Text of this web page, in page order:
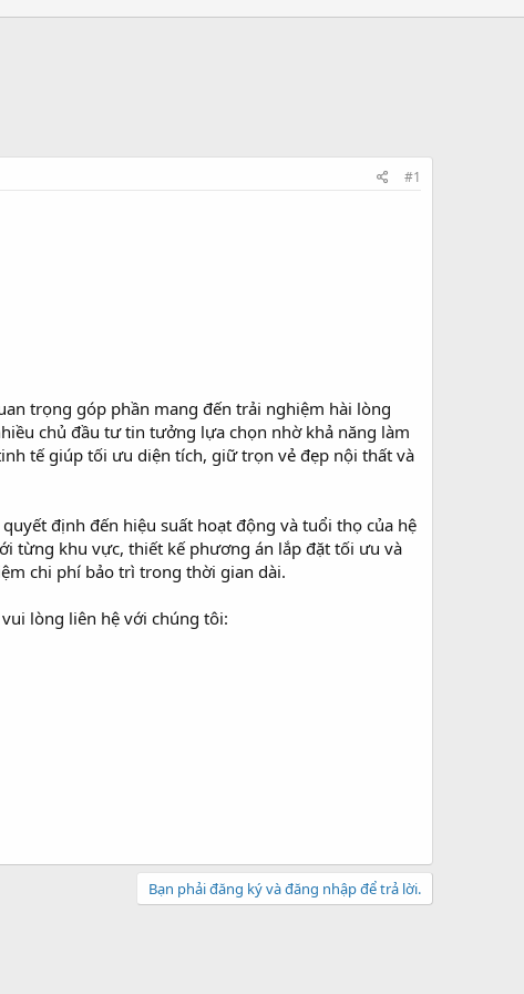
#1
trọng góp phần mang đến trải nghiệm hài lòng
chủ đầu tư tin tưởng lựa chọn nhờ khả năng làm
tế giúp tối ưu diện tích, giữ trọn vẻ đẹp nội thất và
định đến hiệu suất hoạt động và tuổi thọ của hệ
từng khu vực, thiết kế phương án lắp đặt tối ưu và
chi phí bảo trì trong thời gian dài.
vui lòng liên hệ với chúng tôi:
Bạn phải đăng ký và đăng nhập để trả lời.